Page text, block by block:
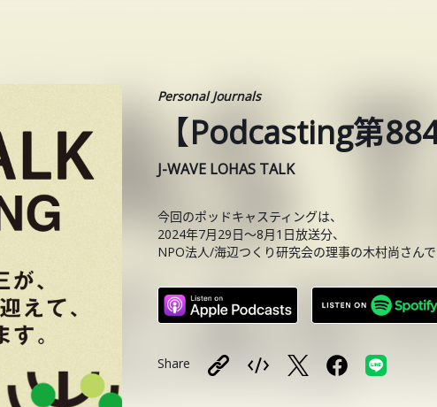
Personal Journals
【Podcasting第
J-WAVE LOHAS TALK
今回のポッドキャスティングは、
2024年7月29日〜8月1日放送分、
NPO法人/海辺つくり研究会の理事の木村尚さんで
Share